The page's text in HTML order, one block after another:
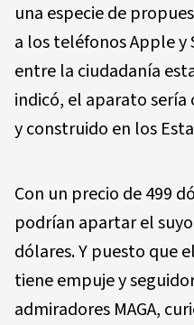
una especie de
a los teléfonos Apple y
entre la ciudadanía
indicó, el aparato
y construido en los
Con un precio de 499
podrían apartar el
dólares. Y puesto que
tiene empuje y
admiradores MAGA,